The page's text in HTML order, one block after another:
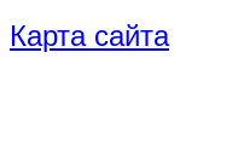
Карта сайта